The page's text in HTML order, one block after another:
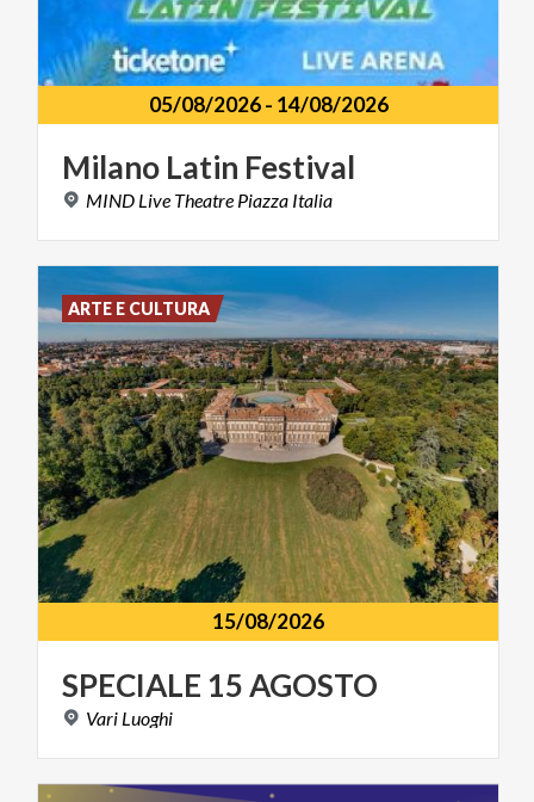
05/08/2026- 14/08/2026
Milano Latin Festival
MIND Live Theatre Piazza Italia
15/08/2026
SPECIALE 15AGOSTO
Vari Luoghi
ARTE E CULTURA